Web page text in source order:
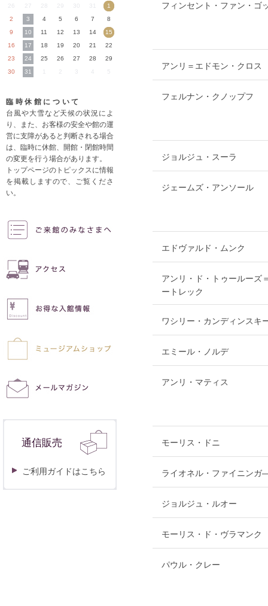
フィンセント・ファン・ゴ
アンリ＝エドモン・クロス
フェルナン・クノップフ
ジョルジュ・スーラ
ジェームズ・アンソール
エドヴァルド・ムンク
アンリ・ド・トゥールーズ
ートレック
ワシリー・カンディンスキ
エミール・ノルデ
アンリ・マティス
モーリス・ドニ
ライオネル・ファイニンガ
ジョルジュ・ルオー
モーリス・ド・ヴラマンク
パウル・クレー
27 29 30 31
1
2
3 4 5 6 7
8
9
10 11 12 13 14
15
16
17 18 19 20 21
22
23
24 25 26 27 28
29
30
31 3 4 5
臨時休館について
台風や大雪など天候の状況によ
り、また、お客様の安全や館の運
営に支障があると判断される場合
は、臨時に休館、開館・閉館時間
の変更を行う場合があります。
トップページのトピックスに情報
を掲載しますので、ご覧くださ
い。
通信販売
ご利用ガイドはこちら